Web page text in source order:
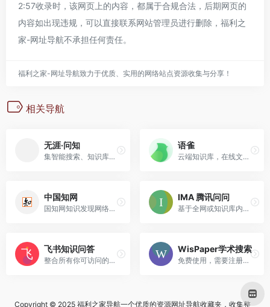
2:57收录时，该网页上的内容，都属于合规合法，后期网页的
内容如出现违规，可以直接联系网站管理员进行删除， 福利之
家-网址导航不承担任何责任。
福利之家-网址导航致力于优质、实用的网络站点资源收集与分享！
相关导航
无涯·问知
集智能搜索、知识库管理和多格式文件支持于一体的综合性平台
语雀
云端知识库，在线文档编辑与协同工具
中国知网
国知网知识发现网络平台—面向海内外读者提供中国学术文献、外文文献、学位论文、报纸、会议、年鉴、工具书等各类资源统一检索、统一导航、在线阅读和下载服务。涵盖基础科学、文史哲、工程科技、社会科学、农业、经济与管理科学、医药卫生、信息科技等十大领域。
IMA 腾讯问问
基于全网或知识库内容，为你答疑解惑、创作内容
飞书知识问答
整合所有你可访问的资料，AI搜索生成回答
WisPaper学术搜索
免费使用，需要注册，复旦大学研发，支持在线检索高质量文献
Copyright © 2025 福利之家导航一个优质的资源网址导航收藏夹，收集整